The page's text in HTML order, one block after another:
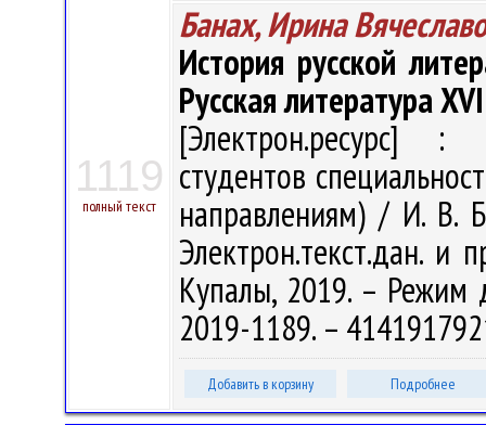
1119
полный текст
Банах, Ирина
История русской
Русская литература
[Электрон.ресурс] :
студентов
направлениям) / И. В.
Электрон.текст.дан.
Купалы, 2019. – Режим
2019-1189. –
Добавить в корзину Подробнее